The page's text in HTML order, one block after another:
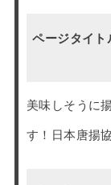
ページタイト
美味しそうに
す！日本唐揚